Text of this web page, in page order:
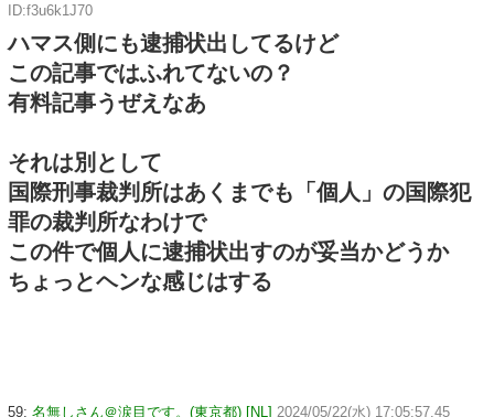
ID:f3u6k1J70
ハマス側にも逮捕状出してるけど
この記事ではふれてないの？
有料記事うぜえなあ
それは別として
国際刑事裁判所はあくまでも「個人」の国際犯
罪の裁判所なわけで
この件で個人に逮捕状出すのが妥当かどうか
ちょっとヘンな感じはする
59: 名無しさん＠涙目です。(東京都) [NL] 2024/05/22(水) 17:05:57.45